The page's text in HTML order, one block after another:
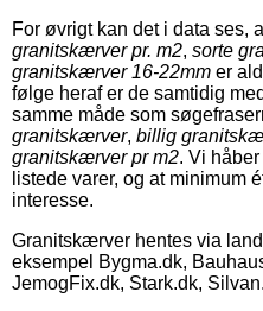
For øvrigt kan det i data ses,
granitskærver pr. m2, sorte
granitskærver 16-22mm er
følge heraf er de samtidig
samme måde som
granitskærver, billig
granitskærver pr m2. Vi
listede varer, og at minimum
interesse.
Granitskærver hentes via
eksempel Bygma.dk,
JemogFix.dk, Stark.dk,